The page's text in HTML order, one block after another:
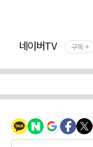
네이버TV 구독 +